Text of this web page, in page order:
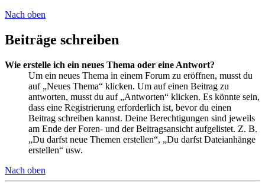
Nach oben
Beiträge schreiben
Wie erstelle ich ein neues Thema oder eine Antwort?
Um ein neues Thema in einem Forum zu eröffnen, musst du
auf „Neues Thema“ klicken. Um auf einen Beitrag zu
antworten, musst du auf „Antworten“ klicken. Es könnte sein,
dass eine Registrierung erforderlich ist, bevor du einen
Beitrag schreiben kannst. Deine Berechtigungen sind jeweils
am Ende der Foren- und der Beitragsansicht aufgelistet. Z. B.
„Du darfst neue Themen erstellen“, „Du darfst Dateianhänge
erstellen“ usw.
Nach oben